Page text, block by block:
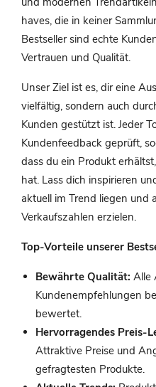
haves, die in keiner
Bestseller sind echte
Vertrauen und Qualität.
Unser Ziel ist es, dir eine
vielfältig, sondern auch
Kunden gestützt ist. Jeder
Kundenfeedback geprüft,
dass du ein Produkt
hat. Lass dich inspirieren
aktuell im Trend liegen und
Verkaufszahlen erzielen.
Top-Vorteile unserer
Bewährte Qualität: Alle
Kundenempfehlungen
bewertet.
Hervorragendes Preis-
Attraktive Preise und
gefragtesten Produkte.